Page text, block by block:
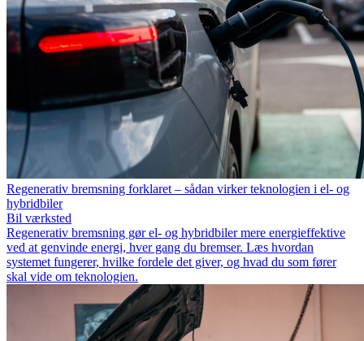
Regenerativ bremsning forklaret – sådan virker teknologien i el- og
hybridbiler
Bil værksted
Regenerativ bremsning gør el- og hybridbiler mere energieffektive
ved at genvinde energi, hver gang du bremser. Læs hvordan
systemet fungerer, hvilke fordele det giver, og hvad du som fører
skal vide om teknologien.